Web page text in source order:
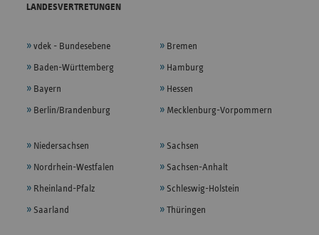
LANDESVERTRETUNGEN
vdek - Bundesebene
Baden-Württemberg
Bayern
Berlin/Brandenburg
Bremen
Hamburg
Hessen
Mecklenburg-Vorpommern
Niedersachsen
Nordrhein-Westfalen
Rheinland-Pfalz
Saarland
Sachsen
Sachsen-Anhalt
Schleswig-Holstein
Thüringen